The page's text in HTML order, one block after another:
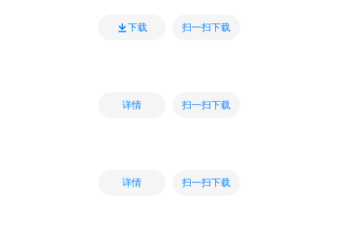
下载 扫一扫下载
详情 扫一扫下载
详情 扫一扫下载